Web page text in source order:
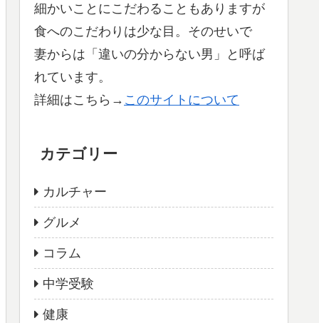
細かいことにこだわることもありますが
食へのこだわりは少な目。そのせいで
妻からは「違いの分からない男」と呼ば
れています。
詳細はこちら→ このサイトについて
カテゴリー
カルチャー
グルメ
コラム
中学受験
健康